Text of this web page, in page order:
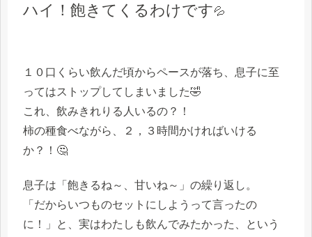
ハイ！飽きてくるわけです💦
１０口くらい飲んだ頃からペースが落ち、息子に至
ってはストップしてしまいました🤣
これ、飲みきれりる人いるの？！
柿の種食べながら、２，３時間かければいける
か？！🤔
息子は「飽きるね～、甘いね～」の繰り返し。
「だからいつものセットにしようって言ったの
に！」と、実はわたしも飲んでみたかった、という